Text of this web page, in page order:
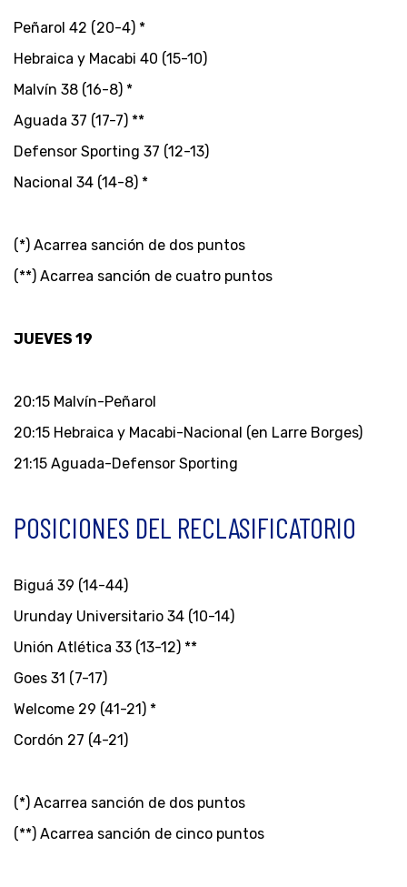
Peñarol 42 (20-4) *
Hebraica y Macabi 40 (15-10)
Malvín 38 (16-8) *
Aguada 37 (17-7) **
Defensor Sporting 37 (12-13)
Nacional 34 (14-8) *
(*) Acarrea sanción de dos puntos
(**) Acarrea sanción de cuatro puntos
JUEVES 19
20:15 Malvín-Peñarol
20:15 Hebraica y Macabi-Nacional (en Larre Borges)
21:15 Aguada-Defensor Sporting
POSICIONES DEL RECLASIFICATORIO
Biguá 39 (14-44)
Urunday Universitario 34 (10-14)
Unión Atlética 33 (13-12) **
Goes 31 (7-17)
Welcome 29 (41-21) *
Cordón 27 (4-21)
(*) Acarrea sanción de dos puntos
(**) Acarrea sanción de cinco puntos